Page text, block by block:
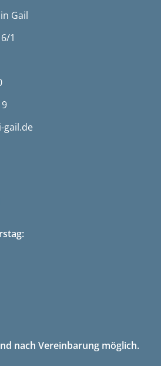
Gail
1
gail.de
nach Vereinbarung möglich.